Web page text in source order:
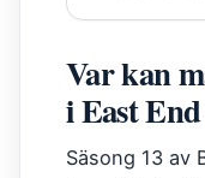
Var kan
i East End
Säsong 13 av